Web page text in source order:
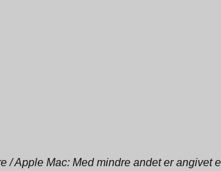
/ Apple Mac: Med mindre andet er angivet